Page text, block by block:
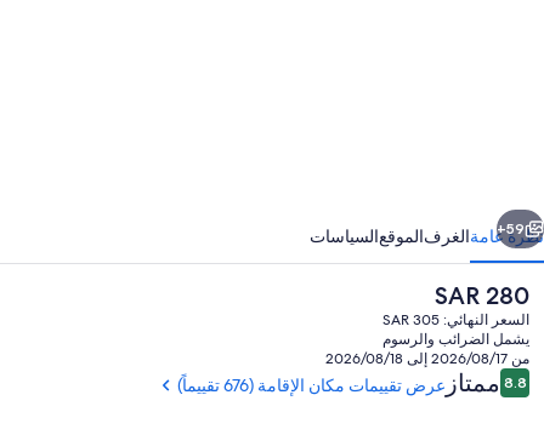
التالي
59+
نظرة عامةالغرفالموقعالسياسات
السعر
الحالي
هو
SAR
280
SAR 280
السعر النهائي: SAR 305
يشمل الضرائب والرسوم
من 2026/08/17 إلى 2026/08/18
التقييمات
8.88.8 من 10ممتاز عرض تقييمات مكان الإقامة (676 تقييماً)